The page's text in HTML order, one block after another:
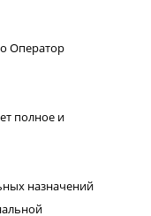
Оператор
полное и
назначений